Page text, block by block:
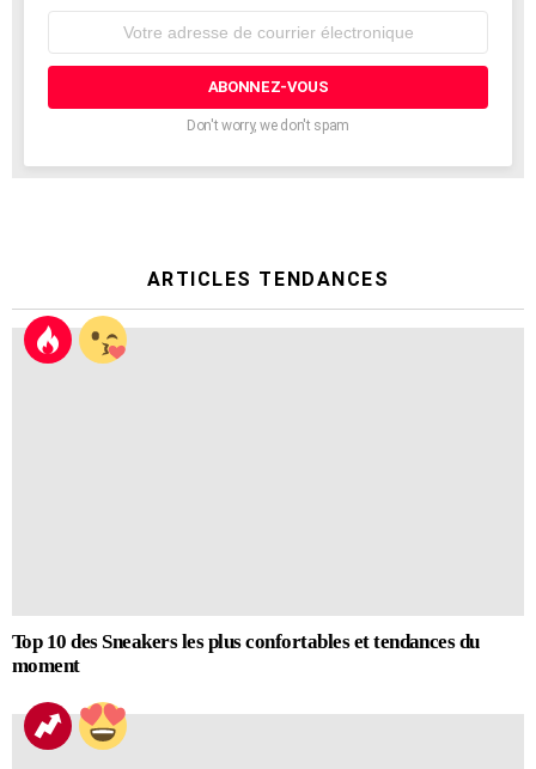
courrier
Don't worry, we don't spam
ARTICLES TENDANCES
Top 10 des Sneakers les plus confortables et tendances du
moment